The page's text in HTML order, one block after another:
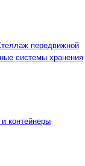
передвижной
системы хранения
контейнеры